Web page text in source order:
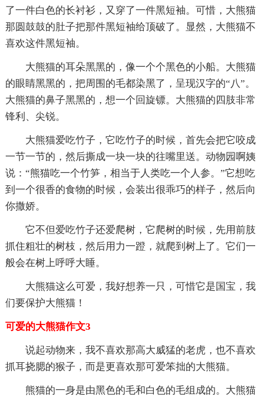
了一件白色的长衬衫，又穿了一件黑短袖。可惜，大熊猫
那圆鼓鼓的肚子把那件黑短袖给顶破了。显然，大熊猫不
喜欢这件黑短袖。
大熊猫的耳朵黑黑的，像一个个黑色的小船。大熊猫
的眼睛黑黑的，把周围的毛都染黑了，呈现汉字的“八”。
大熊猫的鼻子黑黑的，想一个回旋镖。大熊猫的四肢非常
锋利、尖锐。
大熊猫爱吃竹子，它吃竹子的时候，首先会把它咬成
一节一节的，然后撕成一块一块的往嘴里送。动物园啊姨
说：“熊猫吃一个竹笋，相当于人类吃一个人参。”它想吃
到一个很香的食物的时候，会装出很乖巧的样子，然后向
你撒娇。
它不但爱吃竹子还爱爬树，它爬树的时候，先用前肢
抓住粗壮的树枝，然后用力一蹬，就爬到树上了。它们一
般会在树上呼呼大睡。
大熊猫这么可爱，我好想养一只，可惜它是国宝，我
们要保护大熊猫！
可爱的大熊猫作文3
说起动物来，我不喜欢那高大威猛的老虎，也不喜欢
抓耳挠腮的猴子，而是更喜欢那可爱笨拙的大熊猫。
熊猫的一身是由黑色的毛和白色的毛组成的。大熊猫